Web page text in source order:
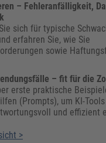
– Fehleranfälligkeit,
sich für typische
erfahren Sie, wie Sie
sowie
– fit für die
erste praktische
(Prompts), um KI-
und effizient
>